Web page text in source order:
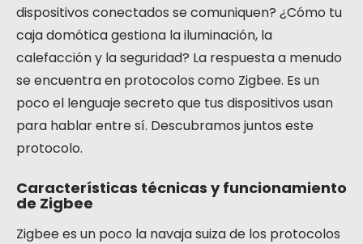
dispositivos conectados se comuniquen? ¿Cómo tu
caja domótica gestiona la iluminación, la
calefacción y la seguridad? La respuesta a menudo
se encuentra en protocolos como Zigbee. Es un
poco el lenguaje secreto que tus dispositivos usan
para hablar entre sí. Descubramos juntos este
protocolo.
Características técnicas y funcionamiento
de Zigbee
Zigbee es un poco la navaja suiza de los protocolos